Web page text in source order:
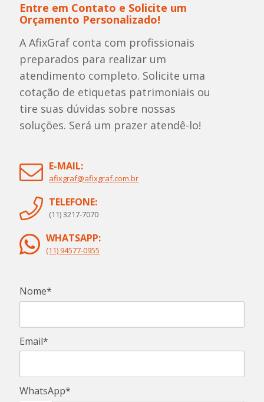
Entre em Contato e Solicite um
Orçamento Personalizado!
A AfixGraf conta com profissionais
preparados para realizar um
atendimento completo. Solicite uma
cotação de etiquetas patrimoniais ou
tire suas dúvidas sobre nossas
soluções. Será um prazer atendê-lo!
E-MAIL:
afixgraf@afixgraf.com.br
TELEFONE:
(11) 3217-7070
WHATSAPP:
(11) 94577-0955
Nome*
Email*
WhatsApp*